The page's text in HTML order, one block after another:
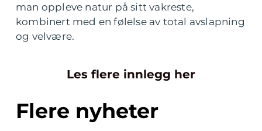
man oppleve natur på sitt vakreste,
kombinert med en følelse av total avslapning
og velvære.
Les flere innlegg her
Flere nyheter